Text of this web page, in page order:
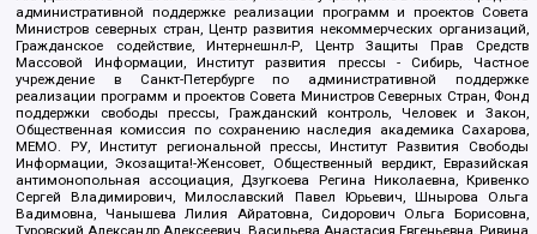
административной поддержке реализации программ и проектов Совета
Министров северных стран, Центр развития некоммерческих организаций,
Гражданское содействие, Интернешнл-Р, Центр Защиты Прав Средств
Массовой Информации, Институт развития прессы - Сибирь, Частное
учреждение в Санкт-Петербурге по административной поддержке
реализации программ и проектов Совета Министров Северных Стран, Фонд
поддержки свободы прессы, Гражданский контроль, Человек и Закон,
Общественная комиссия по сохранению наследия академика Сахарова,
МЕМО. РУ, Институт региональной прессы, Институт Развития Свободы
Информации, Экозащита!-Женсовет, Общественный вердикт, Евразийская
антимонопольная ассоциация, Дзугкоева Регина Николаевна, Кривенко
Сергей Владимирович, Милославский Павел Юрьевич, Шнырова Ольга
Вадимовна, Чанышева Лилия Айратовна, Сидорович Ольга Борисовна,
Туровский Александр Алексеевич, Васильева Анастасия Евгеньевна, Ривина